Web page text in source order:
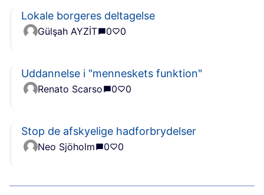
Lokale borgeres deltagelse
Gülşah AYZİT 0 0
Uddannelse i "menneskets funktion"
Renato Scarso 0 0
Stop de afskyelige hadforbrydelser
Neo Sjöholm 0 0